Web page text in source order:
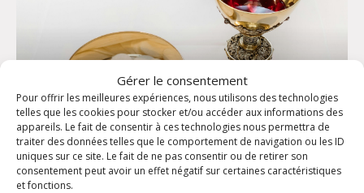
Gérer le consentement
Pour offrir les meilleures expériences, nous utilisons des technologies
telles que les cookies pour stocker et/ou accéder aux informations des
appareils. Le fait de consentir à ces technologies nous permettra de
traiter des données telles que le comportement de navigation ou les ID
uniques sur ce site. Le fait de ne pas consentir ou de retirer son
consentement peut avoir un effet négatif sur certaines caractéristiques
et fonctions.
Messe dominicale - Eglise Saint-Louis